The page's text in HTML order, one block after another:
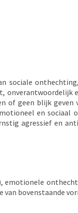
sociale
onverantwoordelijk
of geen blijk geven
en
agressief en
emotionele
bovenstaande